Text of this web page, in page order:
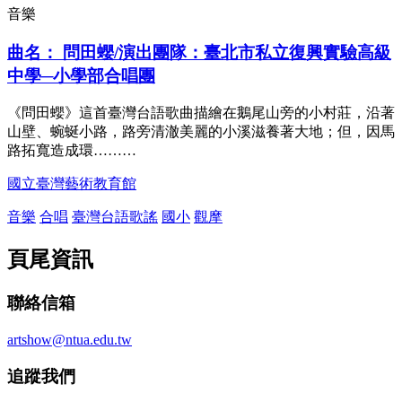
音樂
曲名： 問田蠳/演出團隊：臺北市私立復興實驗高級
中學─小學部合唱團
《問田蠳》這首臺灣台語歌曲描繪在鵝尾山旁的小村莊，沿著
山壁、蜿蜒小路，路旁清澈美麗的小溪滋養著大地；但，因馬
路拓寬造成環………
國立臺灣藝術教育館
音樂 合唱 臺灣台語歌謠 國小 觀摩
頁尾資訊
聯絡信箱
artshow@ntua.edu.tw
追蹤我們